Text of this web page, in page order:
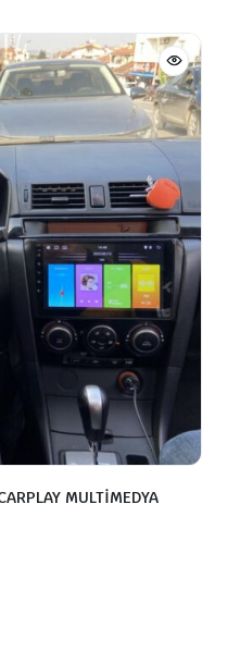
MULTİMEDYA